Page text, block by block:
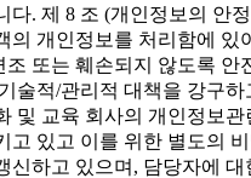
다. 제 8 조 (개인정보의 안
의 개인정보를 처리함에 있
조 또는 훼손되지 않도록 안
술적/관리적 대책을 강구하
및 교육 회사의 개인정보
고 있고 이를 위한 별도의
신하고 있으며, 담당자에